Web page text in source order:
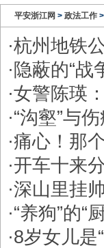
平安浙江网 > 政法工作 >
·杭州地铁
· 隐蔽的“战
·女警陈瑛
·“沟壑”与
·痛心！那
·开车十来
·深山里挂
·“养狗”的“
·8岁女儿是